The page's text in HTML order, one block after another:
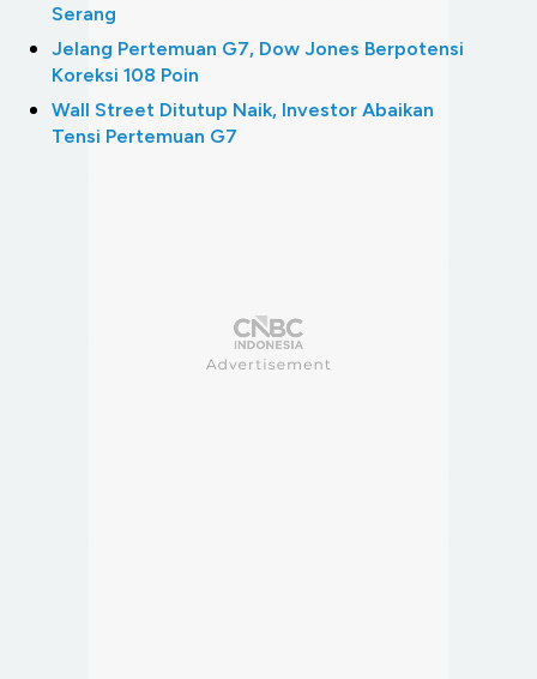
Serang
Jelang Pertemuan G7, Dow Jones Berpotensi
Koreksi 108 Poin
Wall Street Ditutup Naik, Investor Abaikan
Tensi Pertemuan G7